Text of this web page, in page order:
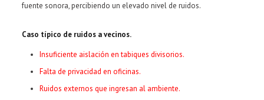
fuente sonora, percibiendo un elevado nivel de ruidos.
Caso típico de ruidos a vecinos.
Insuficiente aislación en tabiques divisorios.
Falta de privacidad en oficinas.
Ruidos externos que ingresan al ambiente.